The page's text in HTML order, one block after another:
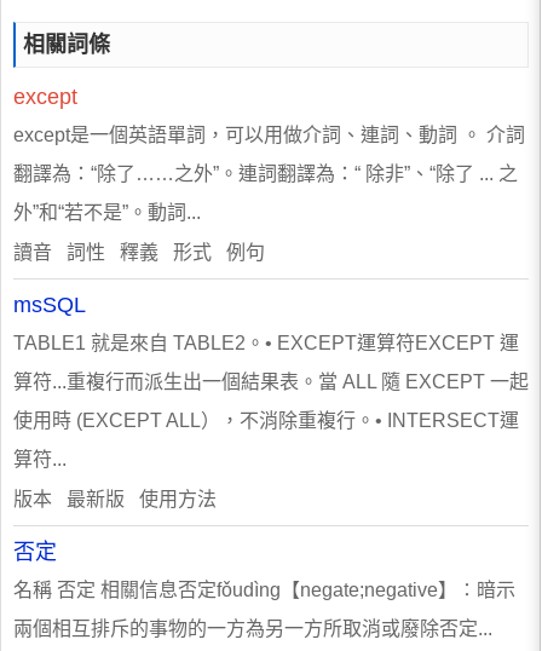
相關詞條
except
except是一個英語單詞，可以用做介詞、連詞、動詞 。 介詞
翻譯為：“除了……之外”。連詞翻譯為：“ 除非”、“除了 ... 之
外”和“若不是”。動詞...
讀音 詞性 釋義 形式 例句
msSQL
TABLE1 就是來自 TABLE2。• EXCEPT運算符EXCEPT 運
算符...重複行而派生出一個結果表。當 ALL 隨 EXCEPT 一起
使用時 (EXCEPT ALL），不消除重複行。• INTERSECT運
算符...
版本 最新版 使用方法
否定
名稱 否定 相關信息否定fǒudìng【negate;negative】∶暗示
兩個相互排斥的事物的一方為另一方所取消或廢除否定...